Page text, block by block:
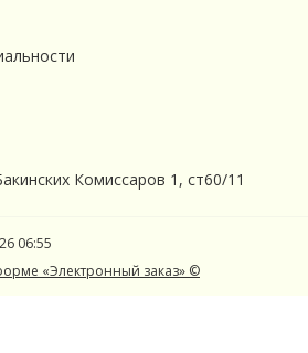
Комиссаров 1, ст60/11
06:55
«Электронный заказ» ©